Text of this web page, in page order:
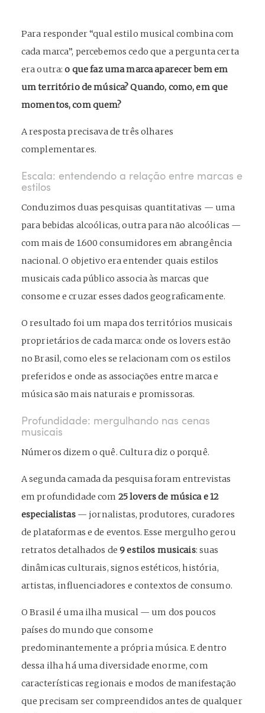
Para responder “qual estilo musical combina com
cada marca”, percebemos cedo que a pergunta certa
era outra:o que faz uma marca aparecer bem em
um território de música? Quando, como, em que
momentos, com quem?
A resposta precisava de três olhares
complementares.
Escala: entendendo a relação entre marcas e
estilos
Conduzimos duas pesquisas quantitativas — uma
para bebidas alcoólicas, outra para não alcoólicas —
com mais de 1.600 consumidores em abrangência
nacional. O objetivo era entender quais estilos
musicais cada público associa às marcas que
consome e cruzar esses dados geograficamente.
O resultado foi um mapa dos territórios musicais
proprietários de cada marca: onde os lovers estão
no Brasil, como eles se relacionam com os estilos
preferidos e onde as associações entre marca e
música são mais naturais e promissoras.
Profundidade: mergulhando nas cenas
musicais
Números dizem o quê. Cultura diz o porquê.
A segunda camada da pesquisa foram entrevistas
em profundidade com 25 lovers de música e 12
especialistas— jornalistas, produtores, curadores
de plataformas e de eventos. Esse mergulho gerou
retratos detalhados de9 estilos musicais: suas
dinâmicas culturais, signos estéticos, história,
artistas, influenciadores e contextos de consumo.
O Brasil é uma ilha musical — um dos poucos
países do mundo que consome
predominantemente a própria música. E dentro
dessa ilha há uma diversidade enorme, com
características regionais e modos de manifestação
que precisam ser compreendidos antes de qualquer